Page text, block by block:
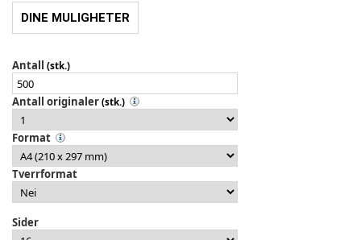
DINE MULIGHETER
Antall (stk.)
Antall originaler(stk.)
Format
Tverrformat
Sider